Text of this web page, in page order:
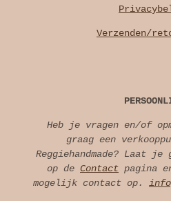
Verzenden/
Heb je vragen en/of
graag een
Reggiehandmade? Laat je
op de Contact pagina
mogelijk contact op.